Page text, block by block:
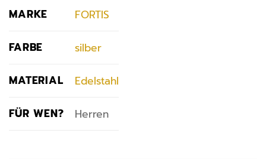
MARKE FORTIS
FARBE silber
MATERIAL Edelstahl
FÜR WEN? Herren